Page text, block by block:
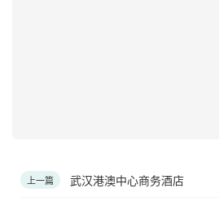
散客拼团